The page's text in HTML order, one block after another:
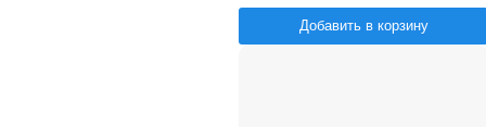
Добавить в корзину